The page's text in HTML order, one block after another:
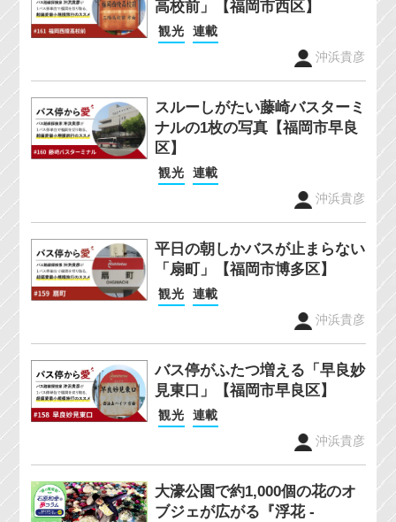
高校前」【福岡市西区】
観光
連載
沖浜貴彦
スルーしがたい藤崎バスターミ
ナルの1枚の写真【福岡市早良
区】
観光
連載
沖浜貴彦
平日の朝しかバスが止まらない
「扇町」【福岡市博多区】
観光
連載
沖浜貴彦
バス停がふたつ増える「早良妙
見東口」【福岡市早良区】
観光
連載
沖浜貴彦
大濠公園で約1,000個の花のオ
ブジェが広がる『浮花 -